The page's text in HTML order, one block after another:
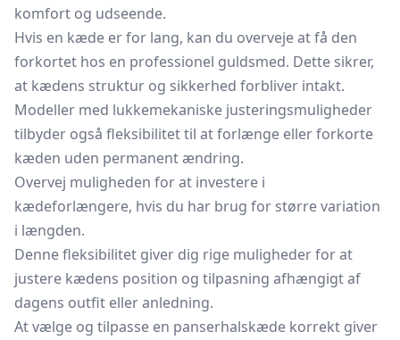
komfort og udseende.
Hvis en kæde er for lang, kan du overveje at få den
forkortet hos en professionel guldsmed. Dette sikrer,
at kædens struktur og sikkerhed forbliver intakt.
Modeller med lukkemekaniske justeringsmuligheder
tilbyder også fleksibilitet til at forlænge eller forkorte
kæden uden permanent ændring.
Overvej muligheden for at investere i
kædeforlængere, hvis du har brug for større variation
i længden.
Denne fleksibilitet giver dig rige muligheder for at
justere kædens position og tilpasning afhængigt af
dagens outfit eller anledning.
At vælge og tilpasse en panserhalskæde korrekt giver